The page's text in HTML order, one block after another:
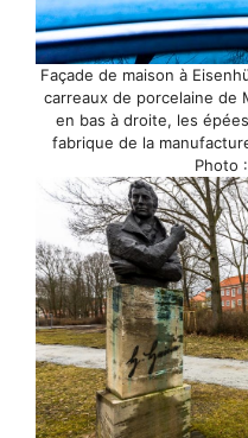
Façade de maison à
carreaux de porcelaine de
en bas à droite, les
fabrique de la
Photo